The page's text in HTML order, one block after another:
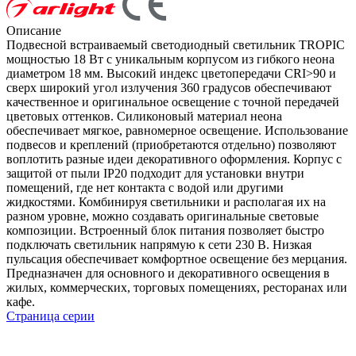
Описание
Подвесной встраиваемый светодиодный светильник TROPIC
мощностью 18 Вт с уникальным корпусом из гибкого неона
диаметром 18 мм. Высокий индекс цветопередачи CRI>90 и
сверх широкий угол излучения 360 градусов обеспечивают
качественное и оригинальное освещение с точной передачей
цветовых оттенков. Силиконовый материал неона
обеспечивает мягкое, равномерное освещение. Использование
подвесов и креплений (приобретаются отдельно) позволяют
воплотить разные идеи декоративного оформления. Корпус с
защитой от пыли IP20 подходит для установки внутри
помещений, где нет контакта с водой или другими
жидкостями. Комбинируя светильники и располагая их на
разном уровне, можно создавать оригинальные световые
композиции. Встроенный блок питания позволяет быстро
подключать светильник напрямую к сети 230 В. Низкая
пульсация обеспечивает комфортное освещение без мерцания.
Предназначен для основного и декоративного освещения в
жилых, коммерческих, торговых помещениях, ресторанах или
кафе.
Страница серии